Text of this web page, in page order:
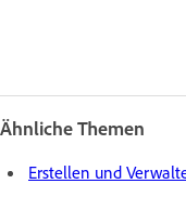
Ähnliche Themen
Erstellen und